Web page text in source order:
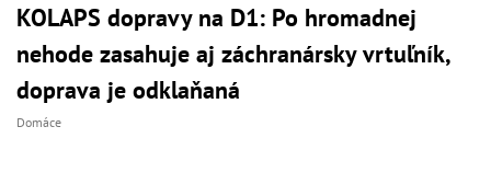
KOLAPS dopravy na D1: Po hromadnej
nehode zasahuje aj záchranársky vrtuľník,
doprava je odklaňaná
Domáce